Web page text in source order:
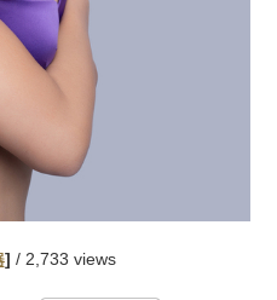
] / 2,733 views